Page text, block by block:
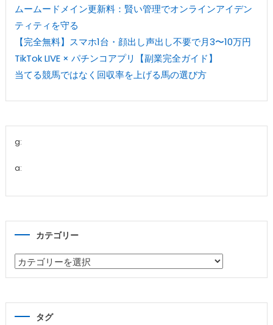
ムームードメイン更新料：賢い管理でオンラインアイデン
ティティを守る
【完全無料】スマホ1台・顔出し声出し不要で月3〜10万円
TikTok LIVE × パチンコアプリ【副業完全ガイド】
当てる競馬ではなく回収率を上げる馬の選び方
g:
a:
カテゴリー
カ
テ
タグ